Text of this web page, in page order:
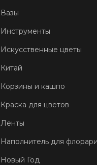
Вазы
Инструменты
Искусственные цветы
Китай
Корзины и кашпо
Краска для цветов
Ленты
Наполнитель для
Новый Год